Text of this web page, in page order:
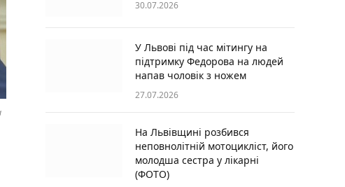
30.07.2026
У Львові під час мітингу на
підтримку Федорова на людей
напав чоловік з ножем
27.07.2026
На Львівщині розбився
неповнолітній мотоцикліст, його
молодша сестра у лікарні
(ФОТО)